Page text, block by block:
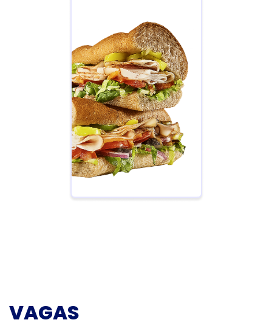
VAGAS